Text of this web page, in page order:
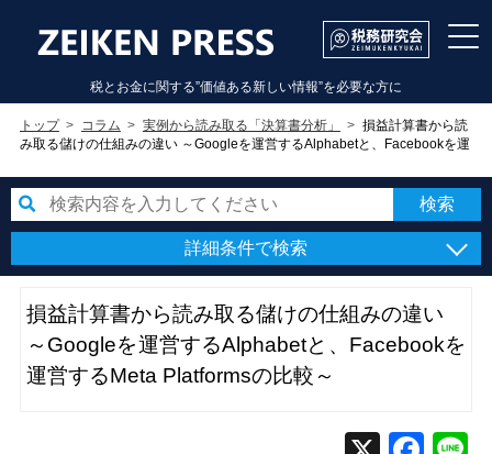
税とお金に関する”価値ある新しい情報”を必要な方に
トップ コラム 実例から読み取る「決算書分析」
損益計算書から読
み取る儲けの仕組みの違い ～Googleを運営するAlphabetと、Facebookを運
詳細条件で検索
損益計算書から読み取る儲けの仕組みの違い
～Googleを運営するAlphabetと、Facebookを
運営するMeta Platformsの比較～